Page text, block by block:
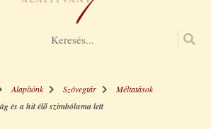
Alapítónk Szövegtár Méltatások
és a hit élő szimbóluma lett